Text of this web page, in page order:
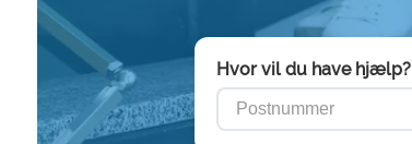
Hvor vil du have hjælp?